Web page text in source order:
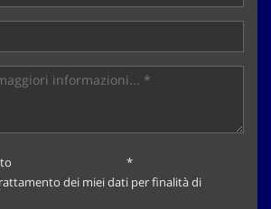
*
dei miei dati per finalità di